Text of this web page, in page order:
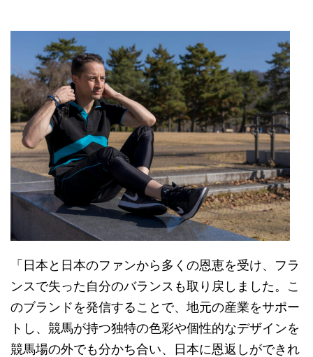
「日本と日本のファンから多くの恩恵を受け、フラ
ンスで失った自分のバランスも取り戻しました。こ
のブランドを発信することで、地元の産業をサポー
トし、競馬が持つ独特の色彩や個性的なデザインを
競馬場の外でも分かち合い、日本に恩返しができれ